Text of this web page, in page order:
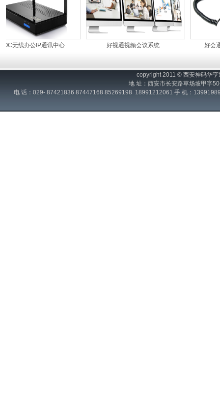
无线办公IP通讯中心 好视通视频会议系统 好会
copyright 2011 © 西安神码华
地 址：西安市长安路草场坡甲字
电 话：029- 87421836 87447168 85269198 18991212061 手 机：